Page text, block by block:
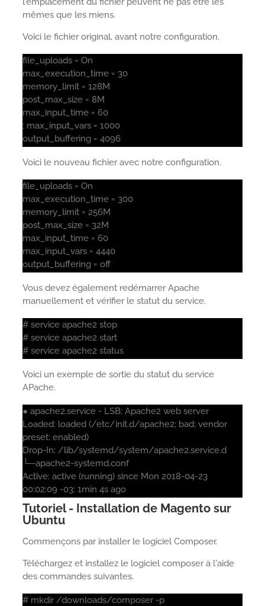
mêmes que les miens.
Voici le fichier original, avant notre configuration.
file_uploads = On
max_execution_time = 30
memory_limit = 128M
post_max_size = 8M
max_input_time = 60
; max_input_vars = 1000
output_buffering = 4096
Voici le nouveau fichier avec notre configuration.
file_uploads = On
max_execution_time = 300
memory_limit = 256M
post_max_size = 32M
max_input_time = 60
max_input_vars = 4440
output_buffering = off
Vous devez également redémarrer Apache
manuellement et vérifier le statut du service.
# service apache2 stop
# service apache2 start
# service apache2 status
Voici un exemple de sortie du statut du service
APache.
● apache2.service - LSB: Apache2 web server
Loaded: loaded (/etc/init.d/apache2; bad; vendor
preset: enabled)
Drop-In: /lib/systemd/system/apache2.service.d
└─apache2-systemd.conf
Active: active (running) since Mon 2018-04-23
00:02:09 -03; 1min 4s ago
Tutoriel - Installation de Magento sur
Ubuntu
Commençons par installer le logiciel Composer.
Téléchargez et installez le logiciel composer à l'aide
des commandes suivantes.
# mkdir /downloads/composer -p